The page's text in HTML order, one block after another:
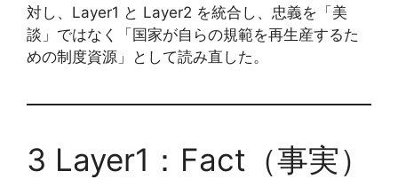
対し、Layer1 と Layer2 を統合し、忠義を「美
談」ではなく「国家が自らの規範を再生産するた
めの制度資源」として読み直した。
3 Layer1：Fact（事実）